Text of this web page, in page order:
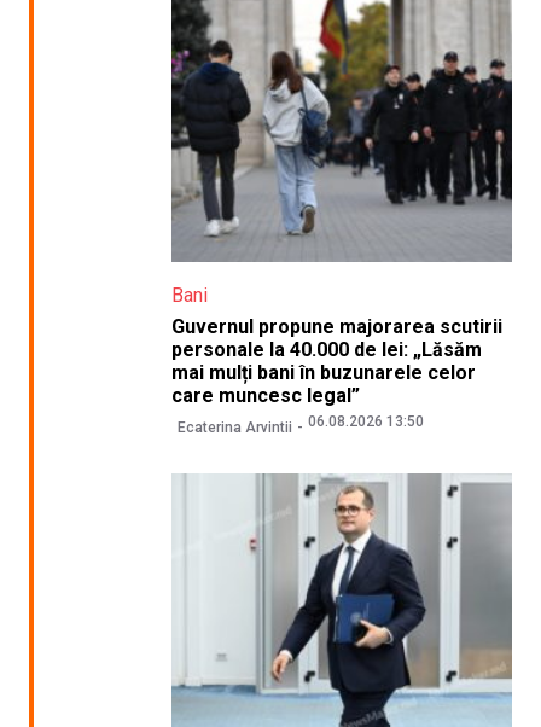
Bani
Guvernul propune majorarea scutirii
personale la 40.000 de lei: „Lăsăm
mai mulți bani în buzunarele celor
care muncesc legal”
Ecaterina Arvintii 06.08.2026 13:50